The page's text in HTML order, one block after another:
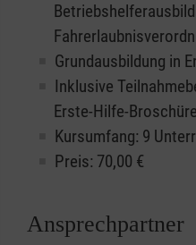
Grundausbildung in
Inklusive
Erste-Hilfe-Broschüre
Kursumfang: 9
Preis: 70,00 €
Ansprechpartner